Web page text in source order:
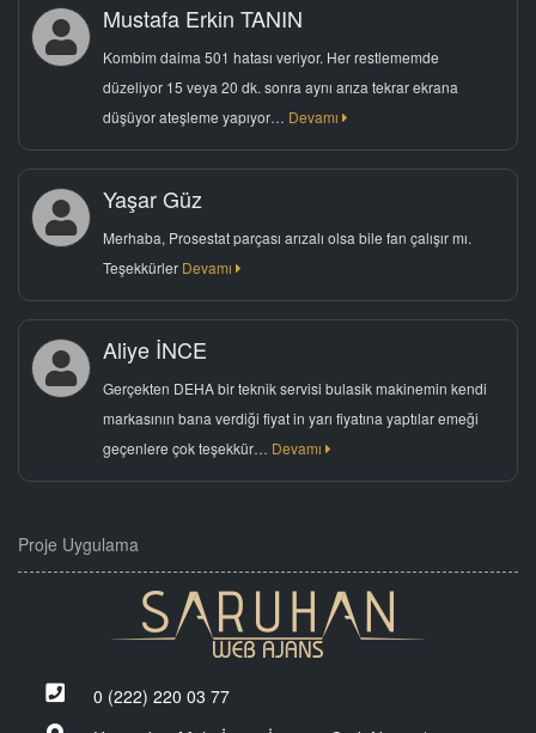
Mustafa Erkin TANIN
Kombim daima 501 hatası veriyor. Her restlememde
düzeliyor 15 veya 20 dk. sonra aynı arıza tekrar ekrana
düşüyor ateşleme yapıyor… Devamı
Yaşar Güz
Merhaba, Prosestat parçası arızalı olsa bile fan çalışır mı.
Teşekkürler Devamı
Aliye İNCE
Gerçekten DEHA bir teknik servisi bulasik makinemin kendi
markasının bana verdiği fiyat in yarı fiyatına yaptılar emeği
geçenlere çok teşekkür… Devamı
Proje Uygulama
0 (222) 220 03 77